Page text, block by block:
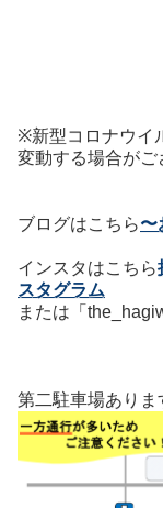
※新型コロナウイ
変動する場合がご
ブログはこちら〜
インスタはこちら
スタグラム
または「
第二駐車場ありま